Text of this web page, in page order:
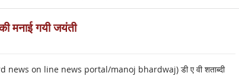
मनाई गयी जयंती
on line news portal/manoj bhardwaj) डी ए वी शताब्दी